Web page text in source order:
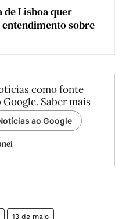
de Lisboa quer
sobre
como fonte
Saber mais
ao Google
13 de maio